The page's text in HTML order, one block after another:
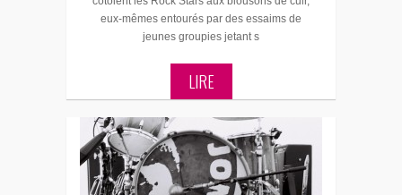
eux-mêmes entourés par des essaims de
jeunes groupies jetant s
LIRE